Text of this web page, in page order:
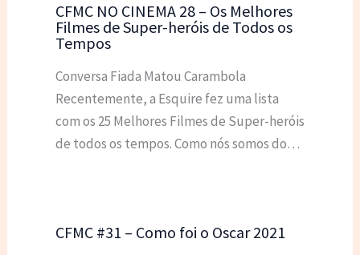
CFMC NO CINEMA 28 – Os Melhores
Filmes de Super-heróis de Todos os
Tempos
Conversa Fiada Matou Carambola
Recentemente, a Esquire fez uma lista
com os 25 Melhores Filmes de Super-heróis
de todos os tempos. Como nós somos do…
CFMC #31 – Como foi o Oscar 2021